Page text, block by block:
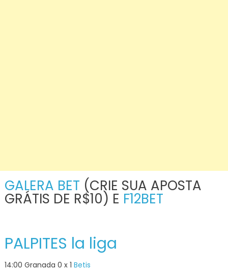
GALERA BET (CRIE SUA APOSTA
GRÁTIS DE R$10) E F12BET
PALPITES la liga
14:00 Granada 0 x 1 Betis